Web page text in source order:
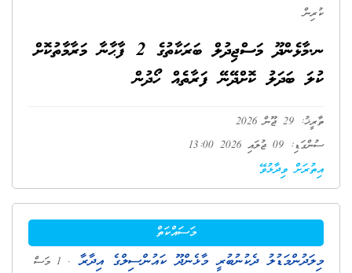
ކުރިން
ނ.މާޅެންދޫ މަސްޖިދުލް ބަރަކާތުގެ 2 ފާޙާނާ މަރާމާތުކޮށް
ކުލަ ބަދަލު ކޮށްދޭނޭ ފަރާތެއް ހޯދުން
ތާރީޚު: 29 ޖޫން 2026
ސުންގަޑި: 09 ޖުލައި 2026 13:00
އިތުރަށް ވިދާޅުވޭ
މަސައްކަތް
މިލަދުންމަޑުލު ދެކުނުބުރީ މާޅެންދޫ ކައުންސިލްގެ އިދާރާ
. 1 މަސް